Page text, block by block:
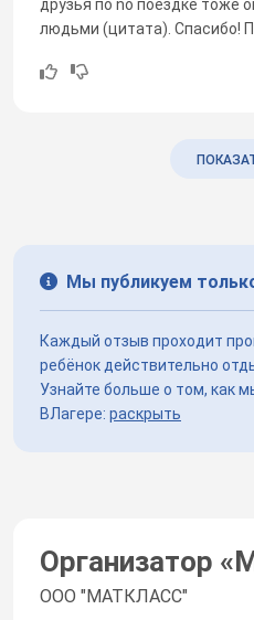
друзья по no поездке тоже
людьми (цитата). Спасибо!
Мы публикуем
Каждый отзыв проходит
ребёнок действительно
Узнайте больше о том, как
ВЛагере: раскрыть
Организатор «
ООО "МАТКЛАСС"